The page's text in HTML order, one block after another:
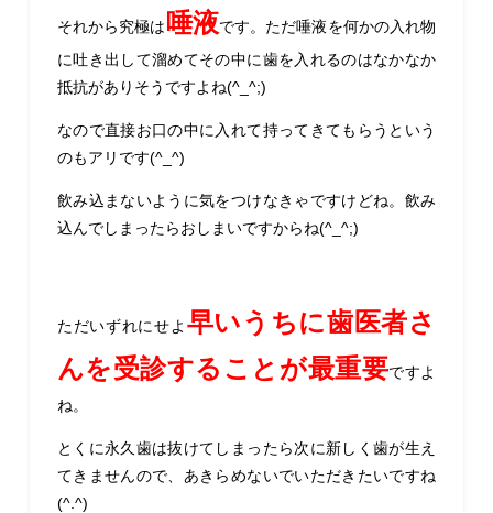
それから究極は唾液です。ただ唾液を何かの入れ物
に吐き出して溜めてその中に歯を入れるのはなかなか
抵抗がありそうですよね(^_^;)
なので直接お口の中に入れて持ってきてもらうという
のもアリです(^_^)
飲み込まないように気をつけなきゃですけどね。飲み
込んでしまったらおしまいですからね(^_^;)
ただいずれにせよ 早いうちに歯医者さ
んを受診することが最重要ですよ
ね。
とくに永久歯は抜けてしまったら次に新しく歯が生え
てきませんので、あきらめないでいただきたいですね
(^.^)